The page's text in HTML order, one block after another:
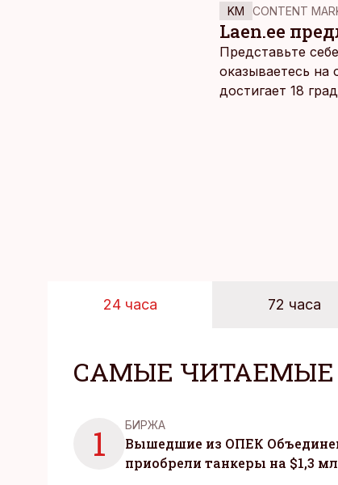
KM CONTENT
Laen.ee
Представьте
оказываетесь
достигает 18
24 часа 72 часа
САМЫЕ ЧИТАЕМЫЕ
1 БИРЖА
Вышедшие из ОПЕК
приобрели танкеры на $1,3